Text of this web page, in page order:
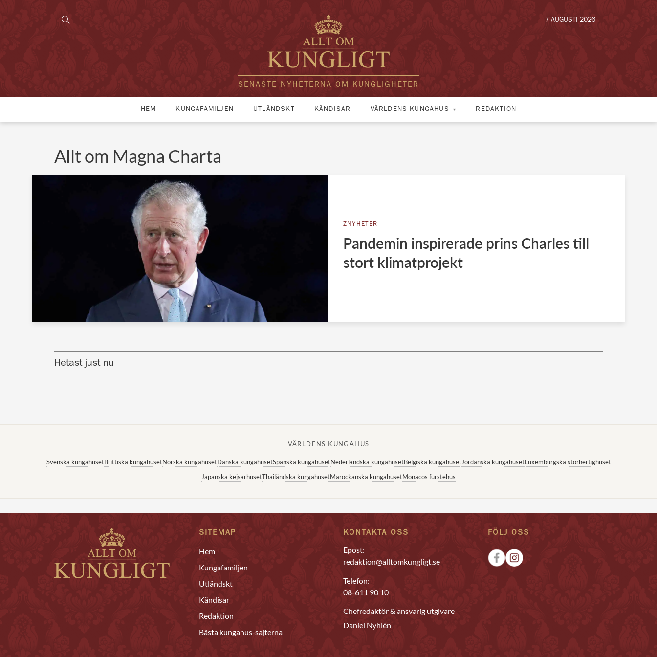
SENASTE NYHETERNA OM KUNGLIGHETER
7 AUGUSTI 2026
HEM KUNGAFAMILJEN UTLÄNDSKT KÄNDISAR VÄRLDENS KUNGAHUS REDAKTION
Allt om Magna Charta
ZNYHETER
Pandemin inspirerade prins Charles till
stort klimatprojekt
Hetast just nu
VÄRLDENS KUNGAHUS
Svenska kungahusetBrittiska kungahusetNorska kungahusetDanska kungahusetSpanska kungahusetNederländska kungahusetBelgiska kungahusetJordanska kungahusetLuxemburgska storhertighuset
Japanska kejsarhusetThailändska kungahusetMarockanska kungahusetMonacos furstehus
SITEMAP
Hem
Kungafamiljen
Utländskt
Kändisar
Redaktion
Bästa kungahus-sajterna
KONTAKTA OSS
Epost:
redaktion@alltomkungligt.se
Telefon:
08-611 90 10
Chefredaktör & ansvarig utgivare
Daniel Nyhlén
FÖLJ OSS